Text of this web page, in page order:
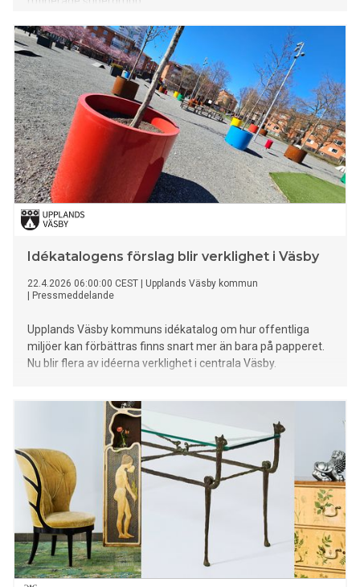
Idékatalogens förslag blir verklighet i Väsby
22.4.2026 06:00:00 CEST
Upplands Väsby kommun
Pressmeddelande
Upplands Väsby kommuns idékatalog om hur offentliga
miljöer kan förbättras finns snart mer än bara på papperet.
Nu blir flera av idéerna verklighet i centrala Väsby.